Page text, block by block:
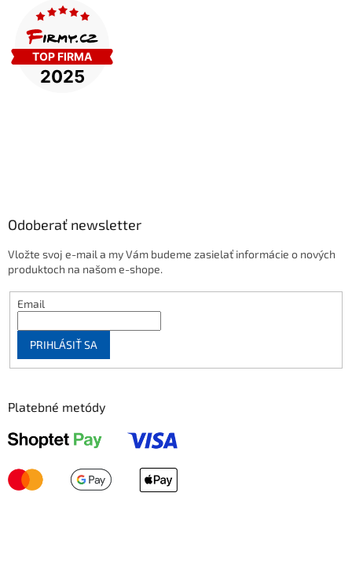
Odoberať newsletter
Vložte svoj e-mail a my Vám budeme zasielať informácie o nových
produktoch na našom e-shope.
Email
PRIHLÁSIŤ SA
Platebné metódy